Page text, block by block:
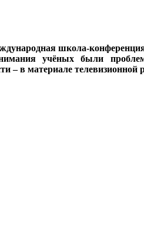
школа-
учёных были
– в материале